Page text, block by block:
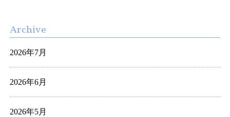
Archive
2026年7月
2026年6月
2026年5月